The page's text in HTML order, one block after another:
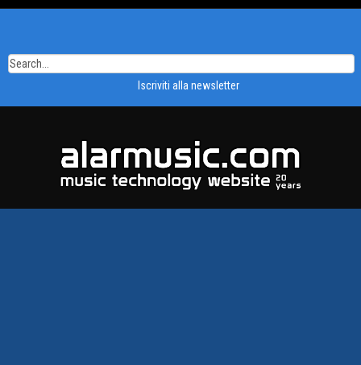
Iscriviti alla newsletter